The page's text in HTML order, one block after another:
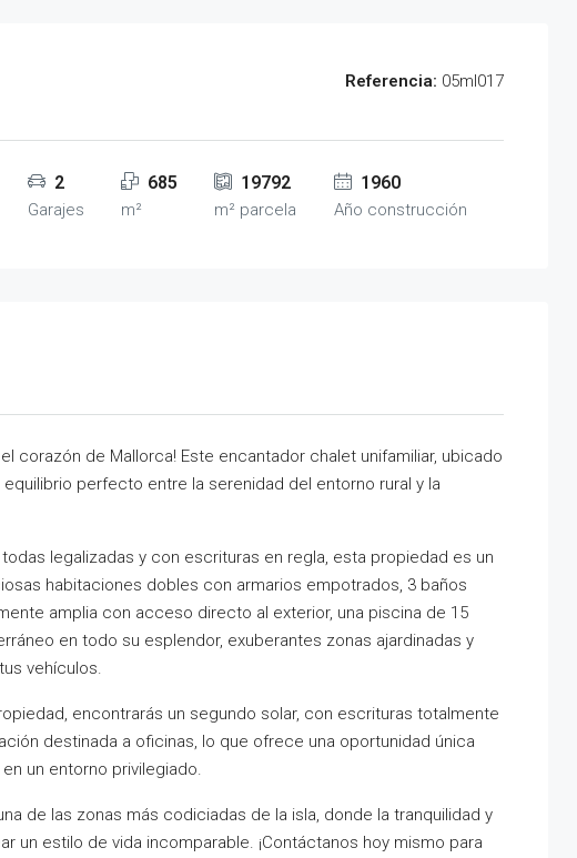
Referencia: 05ml017
2
Garajes
685
m²
19792
m² parcela
1960
Año construcción
corazón de Mallorca! Este encantador chalet unifamiliar, ubicado
perfecto entre la serenidad del entorno rural y la
legalizadas y con escrituras en regla, esta propiedad es un
habitaciones dobles con armarios empotrados, 3 baños
amplia con acceso directo al exterior, una piscina de 15
en todo su esplendor, exuberantes zonas ajardinadas y
vehículos.
encontrarás un segundo solar, con escrituras totalmente
destinada a oficinas, lo que ofrece una oportunidad única
un entorno privilegiado.
de las zonas más codiciadas de la isla, donde la tranquilidad y
un estilo de vida incomparable. ¡Contáctanos hoy mismo para